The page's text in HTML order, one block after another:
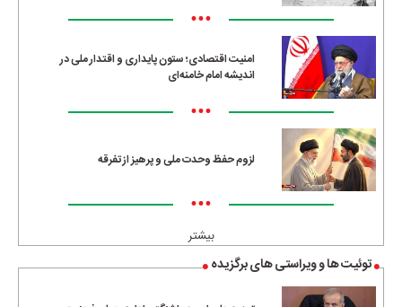
•••
امنیت اقتصادی؛ ستون پایداری و اقتدار ملی در
اندیشه امام خامنه‌ای
•••
لزوم حفظ وحدت ملی و پرهیز از تفرقه
•••
بیشتر
توئیت ها و ویراستی های برگزیده